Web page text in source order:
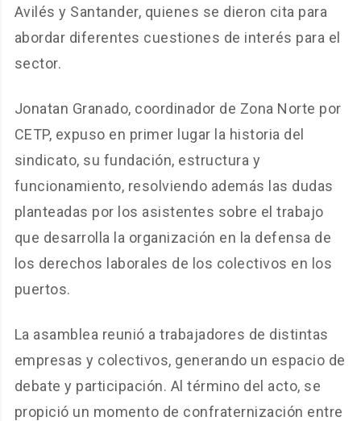
Avilés y Santander, quienes se dieron cita para
abordar diferentes cuestiones de interés para el
sector.
Jonatan Granado, coordinador de Zona Norte por
CETP, expuso en primer lugar la historia del
sindicato, su fundación, estructura y
funcionamiento, resolviendo además las dudas
planteadas por los asistentes sobre el trabajo
que desarrolla la organización en la defensa de
los derechos laborales de los colectivos en los
puertos.
La asamblea reunió a trabajadores de distintas
empresas y colectivos, generando un espacio de
debate y participación. Al término del acto, se
propició un momento de confraternización entre